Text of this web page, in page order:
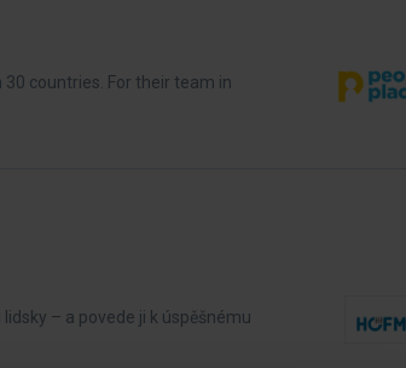
countries. For their team in
– a povede ji k úspěšnému